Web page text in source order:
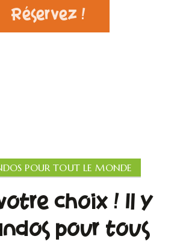
Réservez !
POUR TOUT LE MONDE
choix ! Il y
pour tous